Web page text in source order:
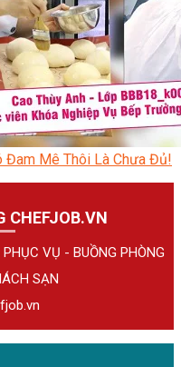
Đam Mê Thôi Là Chưa Đủ!
CHEFJOB.VN
VỤ - BUỒNG PHÒNG
SẠN